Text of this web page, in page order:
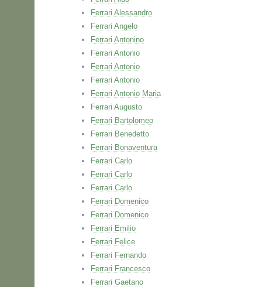
Ferrari Alessandro
Ferrari Angelo
Ferrari Antonino
Ferrari Antonio
Ferrari Antonio
Ferrari Antonio
Ferrari Antonio Maria
Ferrari Augusto
Ferrari Bartolomeo
Ferrari Benedetto
Ferrari Bonaventura
Ferrari Carlo
Ferrari Carlo
Ferrari Carlo
Ferrari Domenico
Ferrari Domenico
Ferrari Emilio
Ferrari Felice
Ferrari Fernando
Ferrari Francesco
Ferrari Gaetano